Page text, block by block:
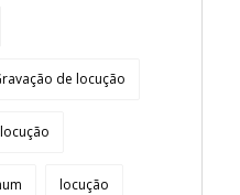
de locução
locução